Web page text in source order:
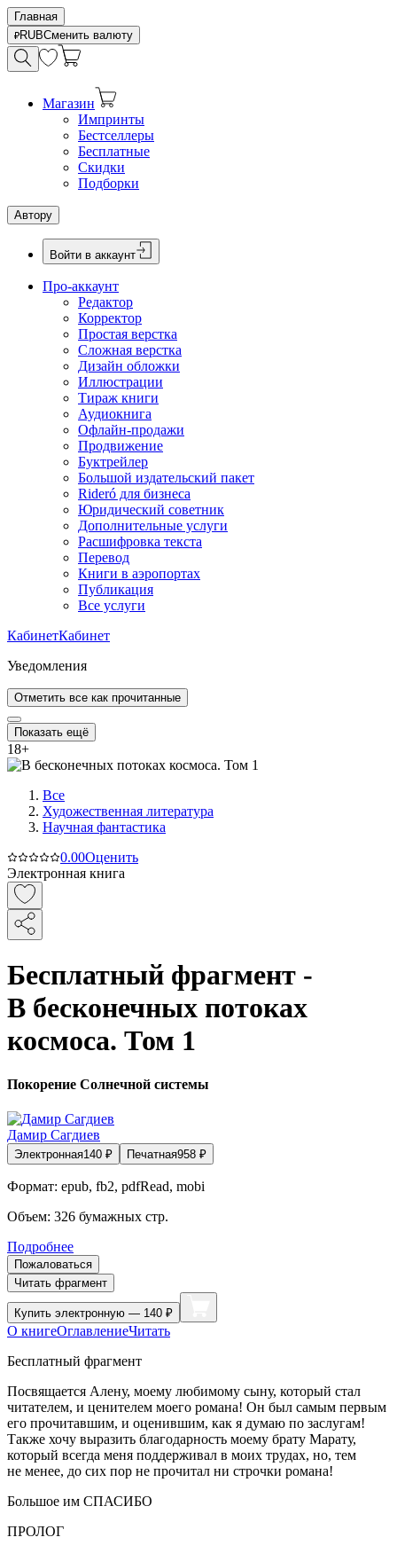
Главная
RUBСменить валюту
Магазин
Импринты
Бестселлеры
Бесплатные
Скидки
Подборки
Автору
Войти в аккаунт
Про-аккаунт
Редактор
Корректор
Простая верстка
Сложная верстка
Дизайн обложки
Иллюстрации
Тираж книги
Аудиокнига
Офлайн-продажи
Продвижение
Буктрейлер
Большой издательский пакет
Rideró для бизнеса
Юридический советник
Дополнительные услуги
Расшифровка текста
Перевод
Книги в аэропортах
Публикация
Все услуги
КабинетКабинет
Уведомления
Отметить все как прочитанные
Показать ещё
18+
Все
Художественная литература
Научная фантастика
0.00Оценить
Электронная книга
Бесплатный фрагмент -
В бесконечных потоках
космоса. Том 1
Покорение Солнечной системы
Дамир Сагдиев
Электронная140 ₽ Печатная958 ₽
Формат: epub, fb2, pdfRead, mobi
Объем: 326 бумажных стр.
Подробнее
Пожаловаться
Читать фрагмент
Купить электронную — 140 ₽
О книгеОглавлениеЧитать
Бесплатный фрагмент
Посвящается Алену, моему любимому сыну, который стал
читателем, и ценителем моего романа! Он был самым первым
его прочитавшим, и оценившим, как я думаю по заслугам!
Также хочу выразить благодарность моему брату Марату,
который всегда меня поддерживал в моих трудах, но, тем
не менее, до сих пор не прочитал ни строчки романа!
Большое им СПАСИБО
ПРОЛОГ